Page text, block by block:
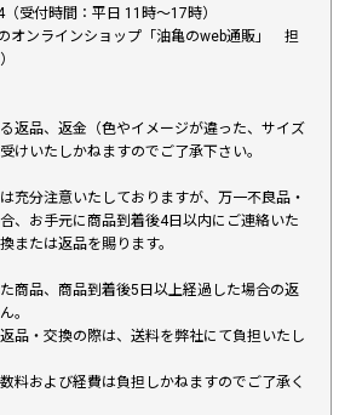
受付時間：平日 11時〜17時）
オンラインショップ「油亀のweb通販」 担
返品、返金（色やイメージが違った、サイズ
けいたしかねますのでご了承下さい。
充分注意いたしておりますが、万一不良品・
、お手元に商品到着後4日以内にご連絡いた
または返品を賜ります。
商品、商品到着後5日以上経過した場合の返
。
品・交換の際は、送料を弊社にて負担いたし
料および経費は負担しかねますのでご了承く